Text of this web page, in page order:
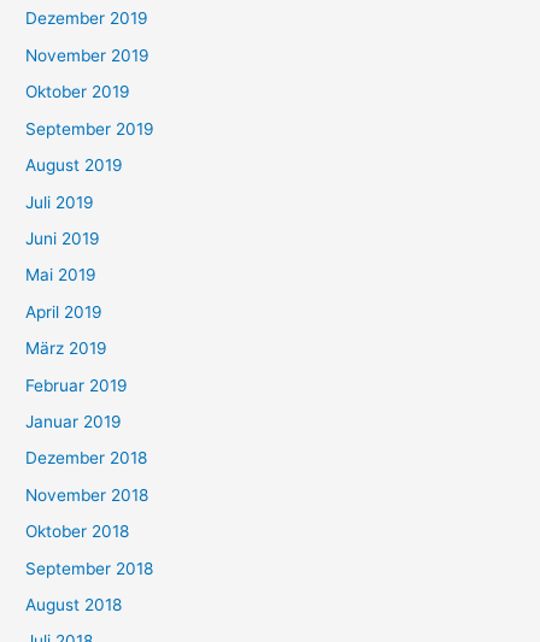
Dezember 2019
November 2019
Oktober 2019
September 2019
August 2019
Juli 2019
Juni 2019
Mai 2019
April 2019
März 2019
Februar 2019
Januar 2019
Dezember 2018
November 2018
Oktober 2018
September 2018
August 2018